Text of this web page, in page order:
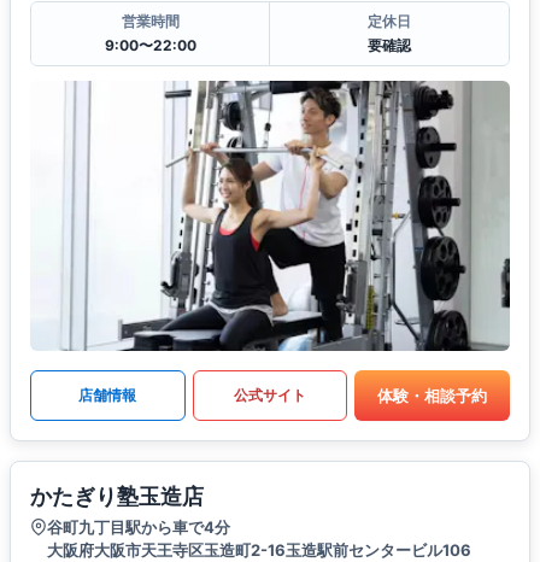
営業時間
9:00〜22:00
定休日
要確認
店舗情報 公式サイト 体験・相談予約
かたぎり塾玉造店
谷町九丁目駅から車で4分
大阪府大阪市天王寺区玉造町2-16玉造駅前センタービル106